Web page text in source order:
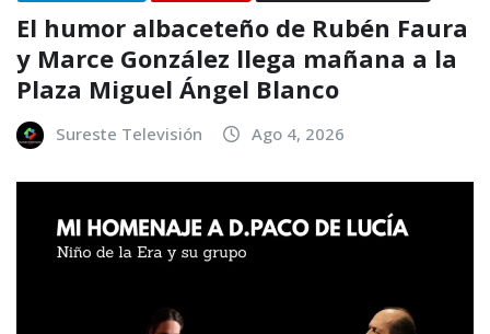
El humor albaceteño de Rubén Faura
y Marce González llega mañana a la
Plaza Miguel Ángel Blanco
Sureste Televisión Ago 4, 2026